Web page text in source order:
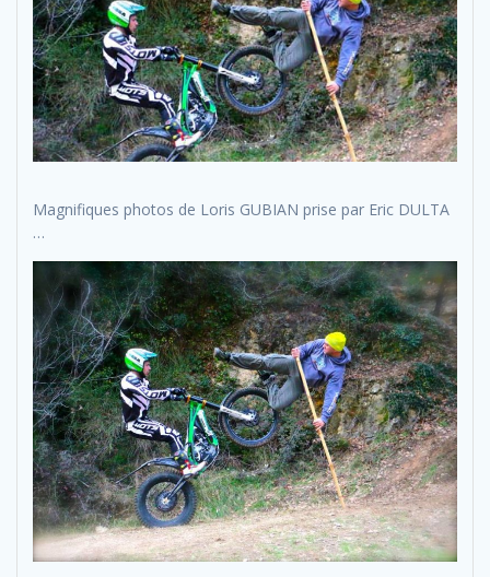
Magnifiques photos de Loris GUBIAN prise par Eric DULTA
…